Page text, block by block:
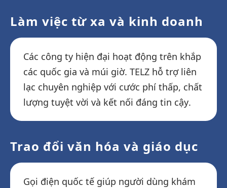
Làm việc từ xa và kinh doanh
Các công ty hiện đại hoạt động trên khắp
các quốc gia và múi giờ. TELZ hỗ trợ liên
lạc chuyên nghiệp với cước phí thấp, chất
lượng tuyệt vời và kết nối đáng tin cậy.
Trao đổi văn hóa và giáo dục
Gọi điện quốc tế giúp người dùng khám